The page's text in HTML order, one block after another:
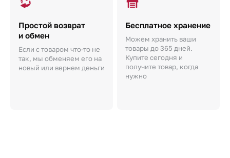
Простой возврат
и обмен
Если с товаром что-то не
так, мы обменяем его на
новый или вернем деньги
Бесплатное хранение
Можем хранить ваши
товары до 365 дней.
Купите сегодня и
получите товар, когда
нужно